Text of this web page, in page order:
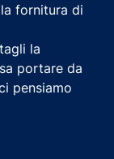
fornitura di
la
portare da
pensiamo